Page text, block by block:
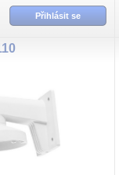
Přihlásit se